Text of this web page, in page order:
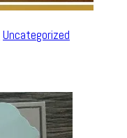
Uncategorized